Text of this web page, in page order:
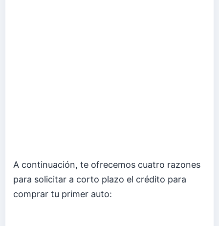
A continuación, te ofrecemos cuatro razones
para solicitar a corto plazo el crédito para
comprar tu primer auto: